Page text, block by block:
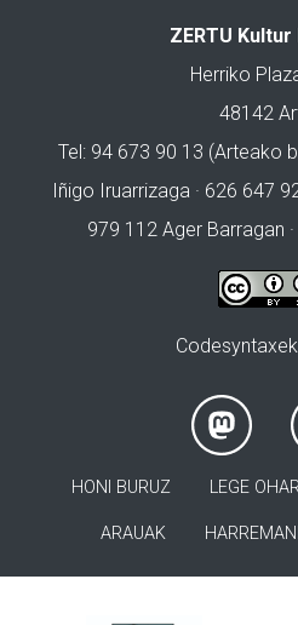
ZERTU
Herriko
48142
Tel: 94 673 90 13 (Arteako
Iñigo Iruarrizaga · 626 647
979 112 Ager Barragan ·
HONI BURUZ LEGE
ARAUAK